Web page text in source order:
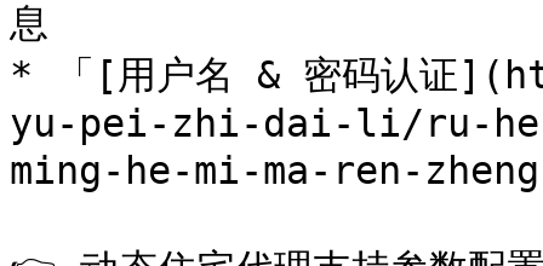
息
* 「[用户名 & 密码认证
yu-pei-zhi-dai-li/ru-
ming-he-mi-ma-ren-